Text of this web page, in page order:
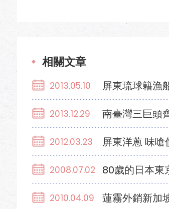
相關文章
2013.05.10 屏東琉球籍漁
2013.12.29 南臺灣三巨頭
2012.03.23 屏東洋蔥 味嗆
2008.07.02 80歲的日本東
2010.04.09 蓮霧外銷新加